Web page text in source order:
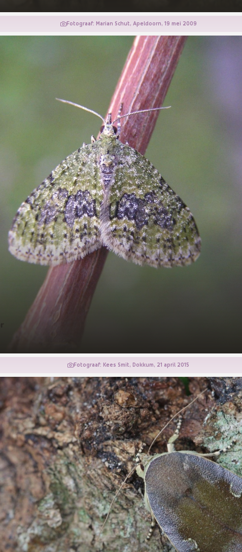
Fotograaf: Marian Schut, Apeldoorn, 19 mei 2009
Fotograaf: Kees Smit, Dokkum, 21 april 2015